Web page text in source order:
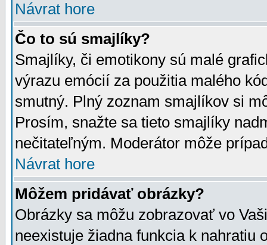
Návrat hore
Čo to sú smajlíky?
Smajlíky, či emotikony sú malé
výrazu emócií za použitia malého
smutný. Plný zoznam smajlíkov si
Prosím, snažte sa tieto smajlíky
nečitateľným. Moderátor môže
Návrat hore
Môžem pridávať obrázky?
Obrázky sa môžu zobrazovať vo
neexistuje žiadna funkcia k nahratiu